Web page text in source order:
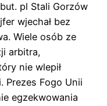
pl Stali Gorzów
wjechał bez
Wiele osób ze
arbitra,
nie wlepił
Prezes Fogo Unii
egzekwowania